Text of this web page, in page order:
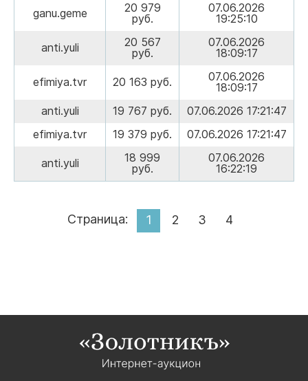
ganu.geme
20 979
руб.
07.06.2026
19:25:10
anti.yuli
20 567
руб.
07.06.2026
18:09:17
efimiya.tvr 20 163 руб.
07.06.2026
18:09:17
anti.yuli
19 767 руб.
07.06.2026 17:21:47
efimiya.tvr
19 379 руб. 07.06.2026 17:21:47
anti.yuli
18 999
руб.
07.06.2026
16:22:19
Страница: 1 2 3 4